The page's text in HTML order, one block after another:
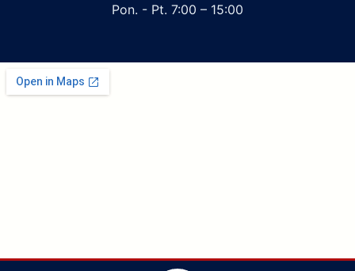
Pon. - Pt. 7:00 – 15:00